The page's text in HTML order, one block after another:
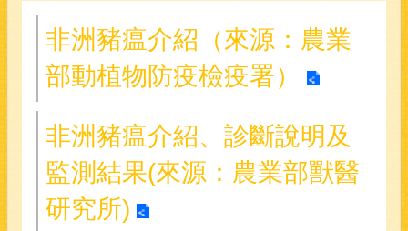
非洲豬瘟介紹（來源：農業
部動植物防疫檢疫署）
非洲豬瘟介紹、診斷說明及
監測結果(來源：農業部獸醫
研究所)